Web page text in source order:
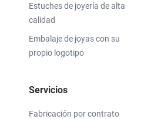
Estuches de joyería de alta
calidad
Embalaje de joyas con su
propio logotipo
Servicios
Fabricación por contrato